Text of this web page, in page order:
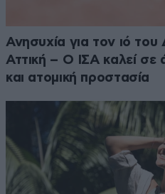
Ανησυχία για τον ιό
Αττική – Ο ΙΣΑ καλεί σε
και ατομική προστασία